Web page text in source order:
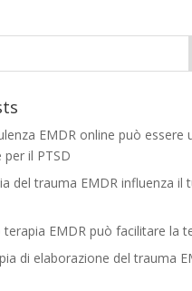
EMDR online può essere
il PTSD
del trauma EMDR influenza il
EMDR può facilitare la
di elaborazione del trauma